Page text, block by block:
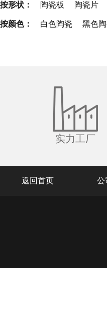
按形状： 陶瓷板 陶瓷片
按颜色： 白色陶瓷 黑色
实力工厂
返回首页 公